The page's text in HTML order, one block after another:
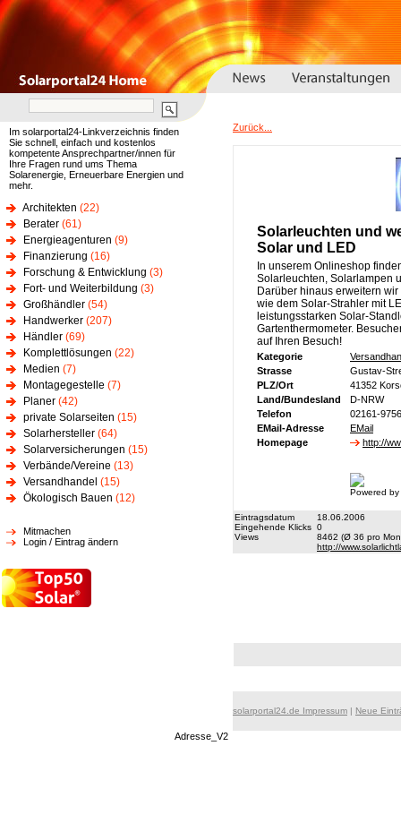
Im solarportal24-Linkverzeichnis finden
Sie schnell, einfach und kostenlos
kompetente Ansprechpartner/innen für
Ihre Fragen rund ums Thema
Solarenergie, Erneuerbare Energien und
mehr.
Architekten (22)
Berater (61)
Energieagenturen (9)
Finanzierung (16)
Forschung & Entwicklung (3)
Fort- und Weiterbildung (3)
Großhändler (54)
Handwerker (207)
Händler (69)
Komplettlösungen (22)
Medien (7)
Montagegestelle (7)
Planer (42)
private Solarseiten (15)
Solarhersteller (64)
Solarversicherungen (15)
Verbände/Vereine (13)
Versandhandel (15)
Ökologisch Bauen (12)
Mitmachen
Login / Eintrag ändern
Zurück...
Solarleuchten und
Solar und LED
In unserem Onlineshop
Solarleuchten, Solarlampen
Darüber hinaus erweitern
wie dem Solar-Strahler mit
leistungsstarken Solar-
Gartenthermometer.
auf Ihren Besuch!
Kategorie
Strasse
Gustav-
PLZ/Ort
41352
Land/Bundesland
D-NRW
Telefon
02161-
EMail-Adresse
EMail
Homepage
http://
Powered
Eintragsdatum
18.06.2006
Eingehende Klicks 0
Views
8462 (Ø 36 pro
http://
solarportal24.de Impressum | Neue
Adresse_V2